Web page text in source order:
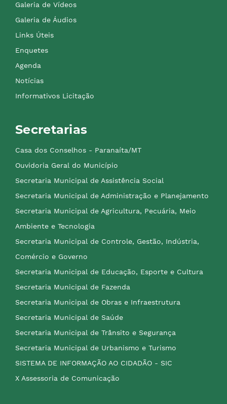
Galeria de Vídeos
Galeria de Áudios
Links Úteis
Enquetes
Agenda
Notícias
Informativos Licitação
Secretarias
Casa dos Conselhos - Paranaíta/MT
Ouvidoria Geral do Município
Secretaria Municipal de Assistência Social
Secretaria Municipal de Administração e Planejamento
Secretaria Municipal de Agricultura, Pecuária, Meio
Ambiente e Tecnologia
Secretaria Municipal de Controle, Gestão, Indústria,
Comércio e Governo
Secretaria Municipal de Educação, Esporte e Cultura
Secretaria Municipal de Fazenda
Secretaria Municipal de Obras e Infraestrutura
Secretaria Municipal de Saúde
Secretaria Municipal de Trânsito e Segurança
Secretaria Municipal de Urbanismo e Turismo
SISTEMA DE INFORMAÇÃO AO CIDADÃO - SIC
X Assessoria de Comunicação